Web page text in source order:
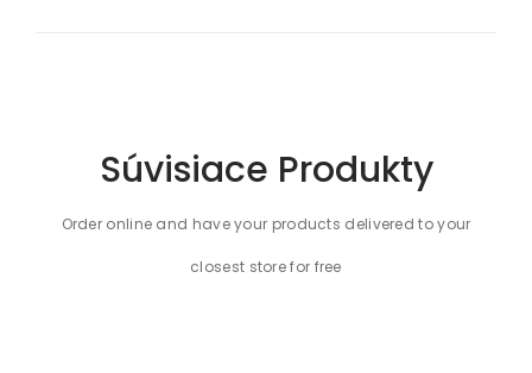
Súvisiace Produkty
Order online and have your products delivered to your
closest store for free